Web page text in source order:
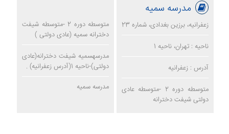
مدرسه سمیه
زعفرانیه، برزین بغدادی، شماره 23
ناحیه : تهران، ناحیه 1
آدرس : زعفرانیه
متوسطه دوره 2 -متوسطه عادی
دولتی شیفت دخترانه
متوسطه دوره 2 -متوسطه شیفت
دخترانه سمیه (عادی دولتی )
مدرسهسمیه شیفت دخترانه(عادی
دولتی)-ناحیه 1(آدرس زعفرانیه) .
مدرسه سمیه